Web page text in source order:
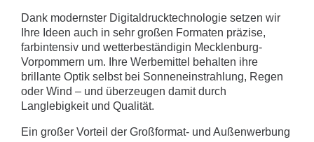
Dank modernster Digitaldrucktechnologie setzen wir
Ihre Ideen auch in sehr großen Formaten präzise,
farbintensiv und wetterbeständigin Mecklenburg-
Vorpommern um. Ihre Werbemittel behalten ihre
brillante Optik selbst bei Sonneneinstrahlung, Regen
oder Wind – und überzeugen damit durch
Langlebigkeit und Qualität.
Ein großer Vorteil der Großformat- und Außenwerbung